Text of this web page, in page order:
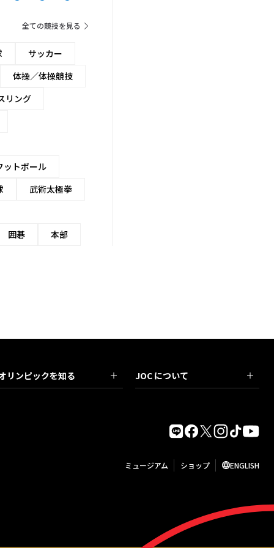
全ての競技を見る
サッカー
体操／体操競技
リング
ットボール
武術太極拳
囲碁 本部
リンピックを知る JOC について
ミュージアム ショップ ENGLISH